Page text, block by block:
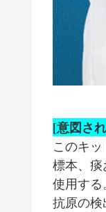
[意図さ
このキ
標本、
使用する。
抗原の